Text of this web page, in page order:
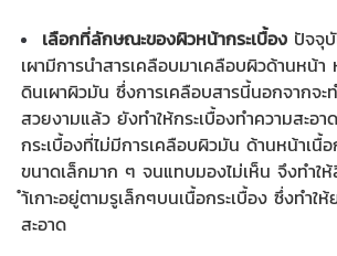
เลือกที่ลักษณะของผิวหน้ากระเบื้อง ปัจจุ
เผามีการนำสารเคลือบมาเคลือบผิวด้านหน้า
ดินเผาผิวมัน ซึ่งการเคลือบสารนี้นอกจากจะ
สวยงามแล้ว ยังทำให้กระเบื้องทำความสะอ
กระเบื้องที่ไม่มีการเคลือบผิวมัน ด้านหน้าเนื้อ
ขนาดเล็กมาก ๆ จนแทบมองไม่เห็น จึงทำใ
ำ้เกาะอยู่ตามรูเล็กๆบนเนื้อกระเบื้อง ซึ่งทำใ
สะอาด